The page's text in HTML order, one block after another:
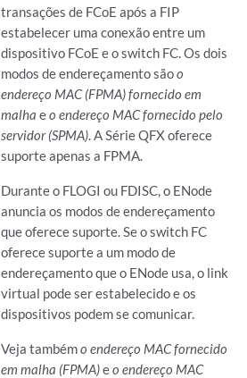
transações de FCoE após a FIP
estabelecer uma conexão entre um
dispositivo FCoE e o switch FC. Os dois
modos de endereçamento sãoo
endereço MAC (FPMA) fornecido em
malha eo endereço MAC fornecido pelo
servidor (SPMA). A Série QFX oferece
suporte apenas a FPMA.
Durante o FLOGI ou FDISC, o ENode
anuncia os modos de endereçamento
que oferece suporte. Se o switch FC
oferece suporte a um modo de
endereçamento que o ENode usa, o link
virtual pode ser estabelecido e os
dispositivos podem se comunicar.
Veja tambémo endereço MAC fornecido
em malha (FPMA)eo endereço MAC